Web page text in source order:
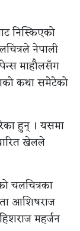
निस्किएको
नेपाली
माहौलसँग
कथा समेटेको
हुन् । यसमा
खेलले
चलचित्रका
आशिषराज
महर्जन